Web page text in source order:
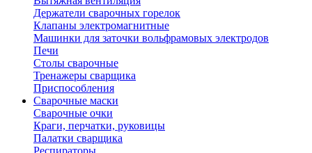
Держатели сварочных горелок
Клапаны электромагнитные
Машинки для заточки вольфрамовых электродов
Печи
Столы сварочные
Тренажеры сварщика
Приспособления
Сварочные маски
Сварочные очки
Краги, перчатки, руковицы
Палатки сварщика
Респираторы